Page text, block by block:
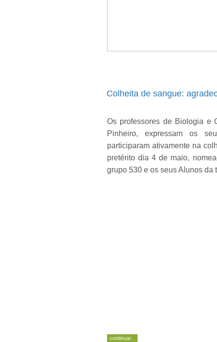
Colheita de sangue:
Os professores de Biologia e
Pinheiro, expressam os
participaram ativamente na
pretérito dia 4 de maio,
grupo 530 e os seus Alunos da
continuar...